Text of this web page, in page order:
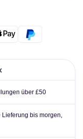
über £50
Lieferung bis morgen,